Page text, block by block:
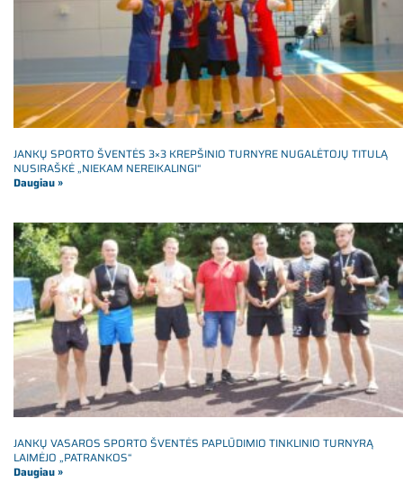
JANKŲ SPORTO ŠVENTĖS 3×3 KREPŠINIO TURNYRE NUGALĖTOJŲ TITULĄ
NUSIRAŠKĖ „NIEKAM NEREIKALINGI“
Daugiau »
JANKŲ VASAROS SPORTO ŠVENTĖS PAPLŪDIMIO TINKLINIO TURNYRĄ
LAIMĖJO „PATRANKOS“
Daugiau »